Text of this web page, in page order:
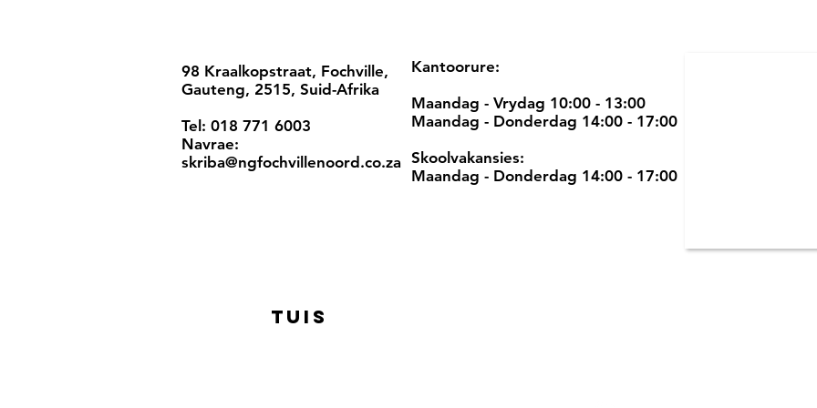
98 Kraalkopstraat, Fochville,
Gauteng, 2515, Suid-Afrika
Tel: 018 771 6003
Navrae:
skriba@ngfochvillenoord.co.za
Kantoorure:
Maandag - Vrydag 10:00 - 13:00
Maandag - Donderdag 14:00 - 17:00
Skoolvakansies:
Maandag - Donderdag 14:00 - 17:00
Tuis